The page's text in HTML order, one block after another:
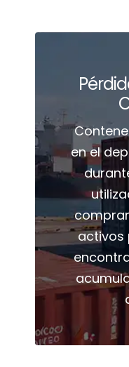
en el
activos